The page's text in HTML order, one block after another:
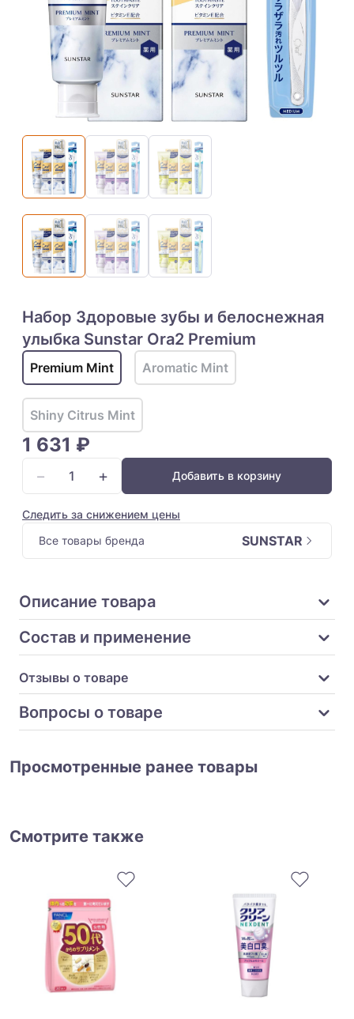
Набор Здоровые зубы и белоснежная
улыбка Sunstar Ora2 Premium
Premium Mint Aromatic Mint
Shiny Citrus Mint
1 631 ₽
− + Добавить в корзину
Следить за снижением цены
Все товары бренда
SUNSTAR
Описание товара
Состав и применение
Отзывы о товаре
Вопросы о товаре
Просмотренные ранее товары
Смотрите также